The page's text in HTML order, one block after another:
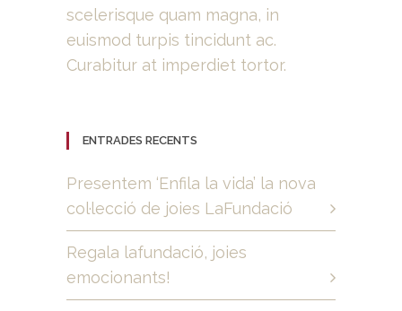
scelerisque quam magna, in
euismod turpis tincidunt ac.
Curabitur at imperdiet tortor.
ENTRADES RECENTS
Presentem ‘Enfila la vida’ la nova
col·lecció de joies LaFundació
Regala lafundació, joies
emocionants!